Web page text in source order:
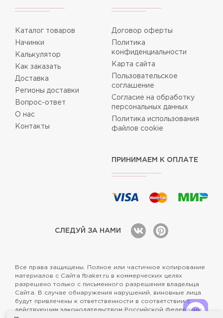
Каталог товаров
Начинки
Калькулятор
Как заказать
Доставка
Регионы доставки
Вопрос-ответ
О нас
Контакты
Договор оферты
Политика
конфиденциальности
Карта сайта
Пользовательское
соглашение
Согласие на обработку
персональных данных
Политика использования
файлов cookie
ПРИНИМАЕМ К ОПЛАТЕ
СЛЕДУЙ ЗА НАМИ
Все права защищены. Полное или частичное копирование
материалов с Сайта fbaker.ru в коммерческих целях
разрешено только с письменного разрешения владельца
Сайта. В случае обнаружения нарушений, виновные лица
будут привлечены к ответственности в соответствии с
действующим законодательством Российской Федерации.